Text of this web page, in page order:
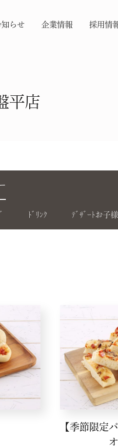
知らせ 企業情報 採用情
平店
ﾄﾞﾘﾝｸ ﾃﾞｻﾞｰﾄお子様
】
【季節限
オリー